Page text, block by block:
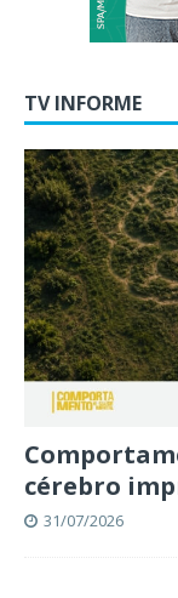
TV INFORME
cérebro
31/07/2026